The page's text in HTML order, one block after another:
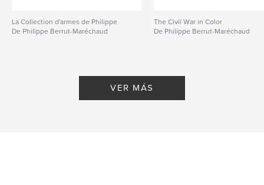
La Collection d'armes de Philippe
De Philippe Berrut-Maréchaud
The Civil War in Color
De Philippe Berrut-Maréchaud
VER MÁS